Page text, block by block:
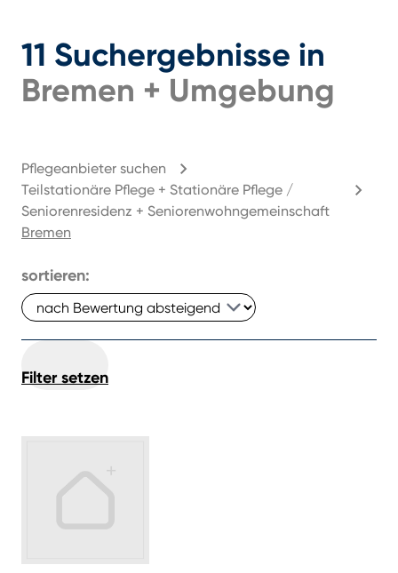
11 Suchergebnisse in
Bremen + Umgebung
Pflegeanbieter suchen
Teilstationäre Pflege + Stationäre Pflege /
Seniorenresidenz + Seniorenwohngemeinschaft
Bremen
sortieren:
Filter setzen